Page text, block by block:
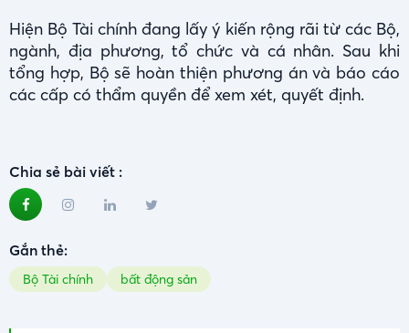
Hiện Bộ Tài chính đang lấy ý kiến rộng rãi từ các Bộ,
ngành, địa phương, tổ chức và cá nhân. Sau khi
tổng hợp, Bộ sẽ hoàn thiện phương án và báo cáo
các cấp có thẩm quyền để xem xét, quyết định.
Chia sẻ bài viết :
Gắn thẻ:
Bộ Tài chính bất động sản